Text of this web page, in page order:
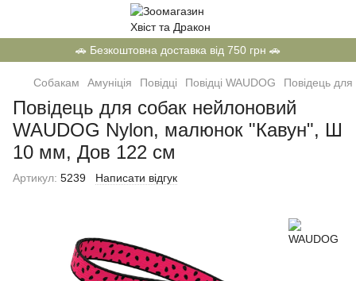
🚗 Безкоштовна доставка від 750 грн 🚗
Собакам Амуніція Повідці Повідці WAUDOG Повідець
Повідець для собак нейлоновий
WAUDOG Nylon, малюнок "Кавун", Ш
10 мм, Дов 122 см
Артикул: 5239 Написати відгук